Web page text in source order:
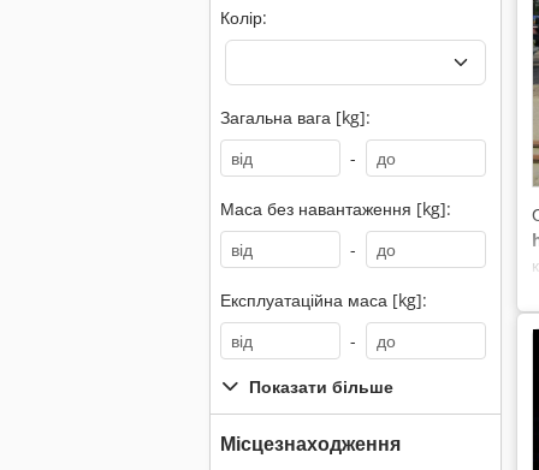
Колір:
Загальна вага [kg]:
-
Маса без навантаження [kg]:
-
Експлуатаційна маса [kg]:
-
Показати більше
Місцезнаходження